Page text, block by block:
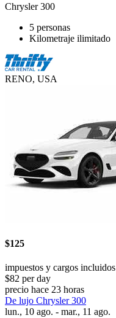
Chrysler 300
5 personas
Kilometraje ilimitado
RENO, USA
$125
impuestos y cargos incluidos
$82 per day
precio hace 23 horas
De lujo Chrysler 300
lun., 10 ago. - mar., 11 ago.